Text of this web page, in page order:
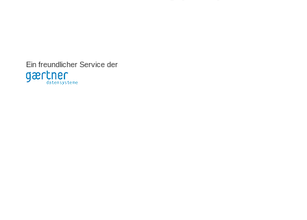
Ein freundlicher Service der